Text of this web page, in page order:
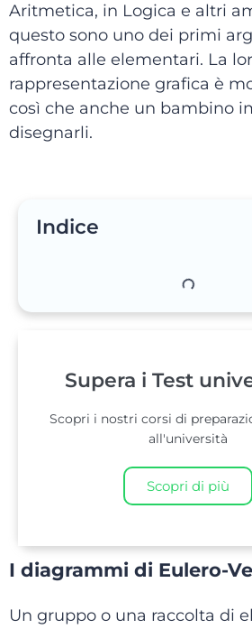
Aritmetica, in Logica e altri
questo sono uno dei primi
affronta alle elementari. La
rappresentazione grafica è
così che anche un bambino
disegnarli.
Indice
Supera i Test
Scopri i nostri corsi di
all'università
Scopri di più
I diagrammi di Eulero-
Un gruppo o una raccolta di